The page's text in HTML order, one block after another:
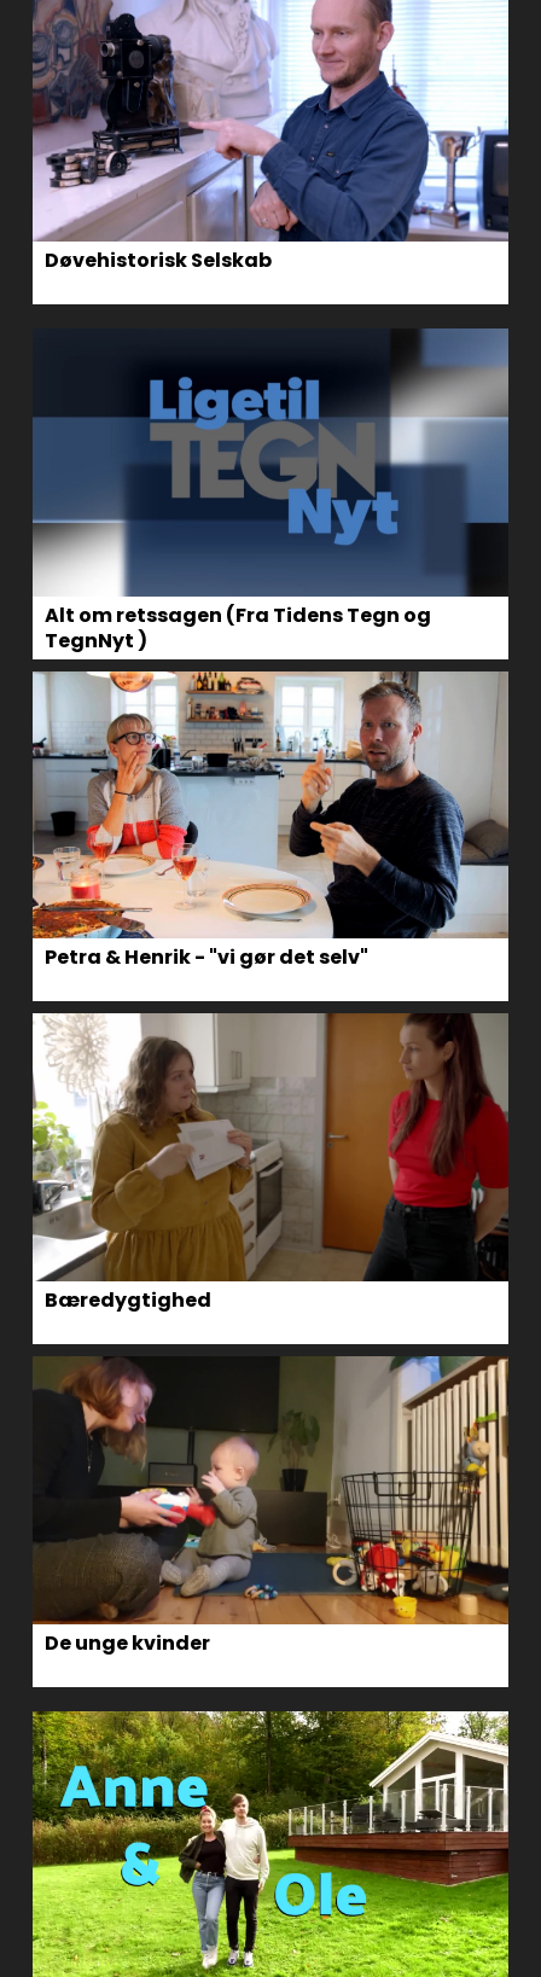
Døvehistorisk Selskab
Alt om retssagen (Fra Tidens Tegn og
TegnNyt )
Petra & Henrik - "vi gør det selv"
Bæredygtighed
De unge kvinder